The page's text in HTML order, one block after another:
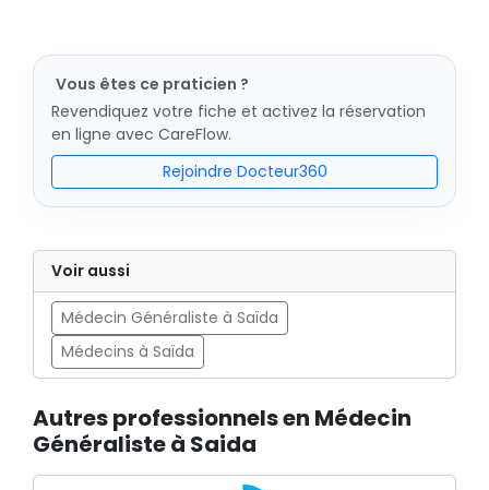
Vous êtes ce praticien ?
Revendiquez votre fiche et activez la réservation
en ligne avec CareFlow.
Rejoindre Docteur360
Voir aussi
Médecin Généraliste à Saïda
Médecins à Saïda
Autres professionnels en Médecin
Généraliste à Saida